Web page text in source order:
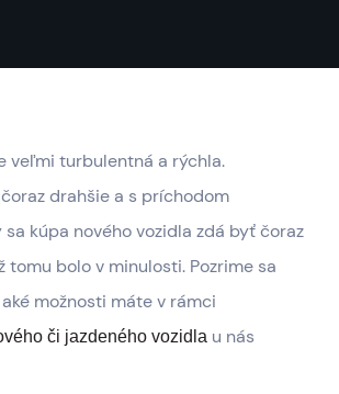
veľmi turbulentná a rýchla.
drahšie a s príchodom
kúpa nového vozidla zdá byť čoraz
tomu bolo v minulosti. Pozrime sa
možnosti máte v rámci
či jazdeného vozidla u nás